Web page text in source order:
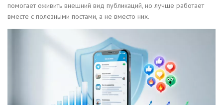
помогает оживить внешний вид публикаций, но лучше работает
вместе с полезными постами, а не вместо них.